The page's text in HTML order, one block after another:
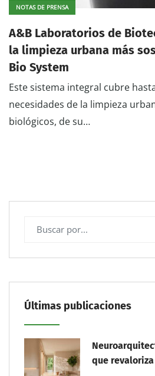
NOTAS DE PRENSA
A&B Laboratorios de
la limpieza urbana más
Bio System
Este sistema integral cubre
necesidades de la limpieza
biológicos, de su…
Últimas publicaciones
que